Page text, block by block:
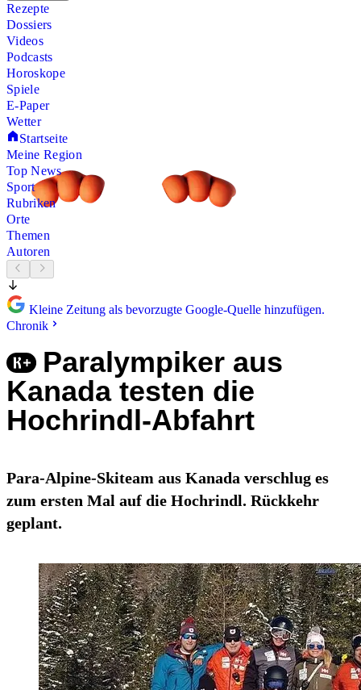
Rezepte
Dossiers
Videos
Podcasts
Horoskope
Spiele
E-Paper
Wetter
Startseite
Meine Region
Top News
Sport
Rubriken
Orte
Themen
Autoren
Kleine Zeitung als bevorzugte Google-Quelle hinzufügen.
Chronik
Paralympiker aus
Kanada testen die
Hochrindl-Abfahrt
Para-Alpine-Skiteam aus Kanada verschlug es
zum ersten Mal auf die Hochrindl. Rückkehr
geplant.